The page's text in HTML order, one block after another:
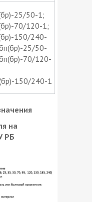
25/50-1;
70/120-1;
150/240-
25/50-
70/120-
150/240-1
на
РБ